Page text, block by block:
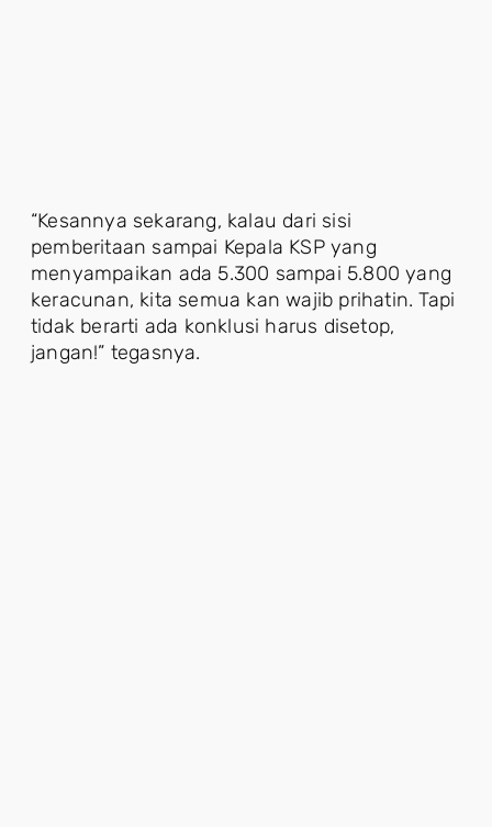
“Kesannya sekarang, kalau dari sisi
pemberitaan sampai Kepala KSP yang
menyampaikan ada 5.300 sampai 5.800 yang
keracunan, kita semua kan wajib prihatin. Tapi
tidak berarti ada konklusi harus disetop,
jangan!” tegasnya.